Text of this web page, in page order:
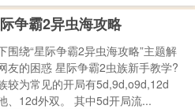
争霸2异虫海攻略
围绕“星际争霸2异虫海攻略”主题解
友的困惑 星际争霸2虫族新手教学?
较为常见的开局有5d,9d,o9d,12d
、12d外双。 其中5d开局流...